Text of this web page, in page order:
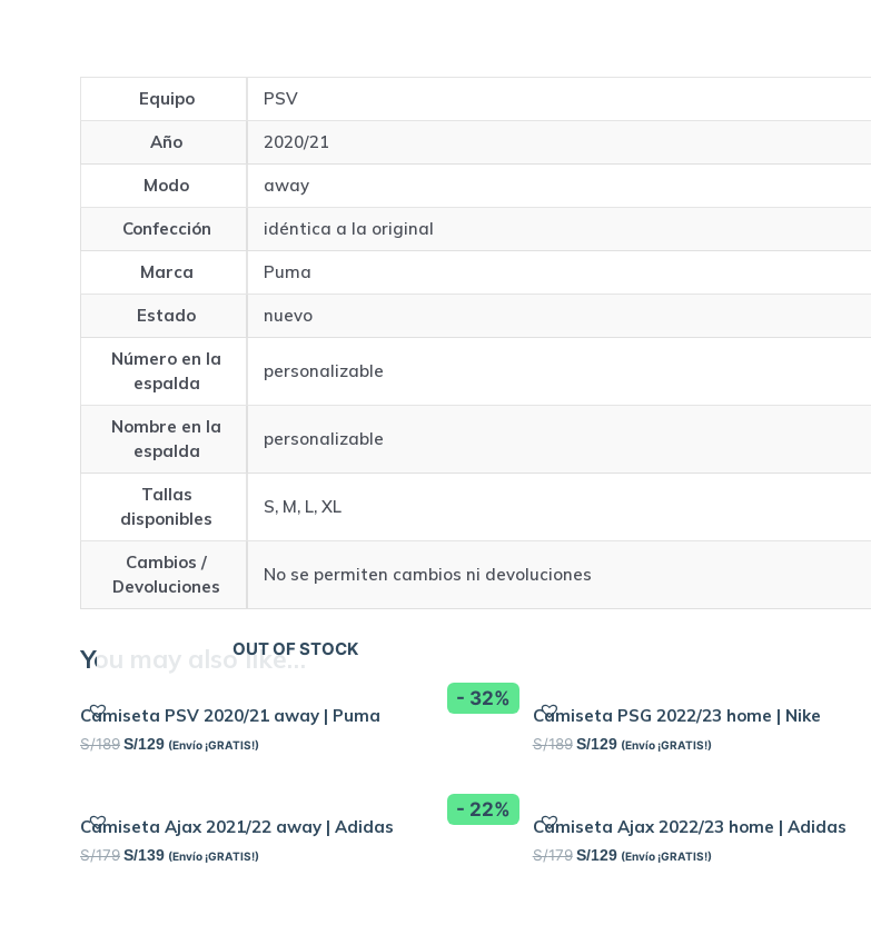
Equipo PSV
Año 2020/21
Modo away
Confección idéntica a la original
Marca Puma
Estado nuevo
Número en la
espalda
personalizable
Nombre en la
espalda
personalizable
Tallas
disponibles
S, M, L, XL
Cambios /
Devoluciones
No se permiten cambios ni devoluciones
You may also like…
- 32%
OUT OF STOCK
Camiseta PSV 2020/21 away | Puma
S/189 S/129 (Envío ¡GRATIS!)
Camiseta PSG 2022/23 home | Nike
S/189 S/129 (Envío ¡GRATIS!)
- 22%
Camiseta Ajax 2021/22 away | Adidas
S/179 S/139 (Envío ¡GRATIS!)
Camiseta Ajax 2022/23 home | Adidas
S/179 S/129 (Envío ¡GRATIS!)